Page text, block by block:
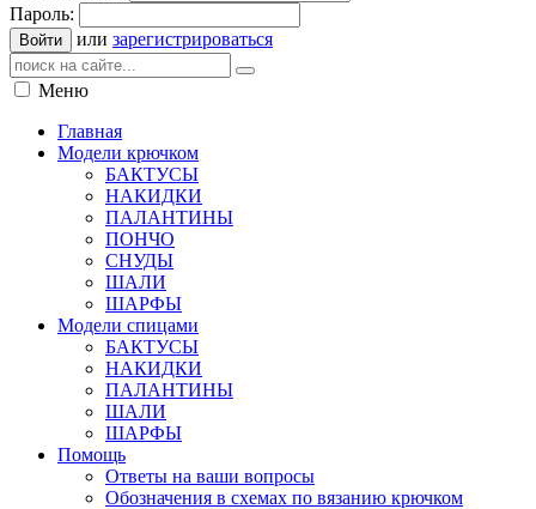
Пароль:
Войти или зарегистрироваться
Меню
Главная
Модели крючком
БАКТУСЫ
НАКИДКИ
ПАЛАНТИНЫ
ПОНЧО
СНУДЫ
ШАЛИ
ШАРФЫ
Модели спицами
БАКТУСЫ
НАКИДКИ
ПАЛАНТИНЫ
ШАЛИ
ШАРФЫ
Помощь
Ответы на ваши вопросы
Обозначения в схемах по вязанию крючком